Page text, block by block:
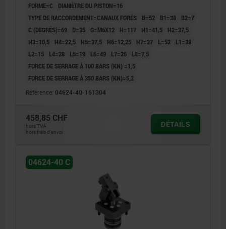
la butée de la poignée indexable
3) serrer
4) bords arrondis
5) pour le diamètre de piston 16 uniquement, ces trous
sont obturés par des bouchons filetés
FORME=C
DIAMÈTRE DU PISTON=16
TYPE DE RACCORDEMENT=CANAUX FORÉS
B=52 B1=38
B2=7
C (DEGRÉS)=69
D=35 G=M6X12 H=117 H1=41,5
H2=37,5
H3=10,5
H4=22,5 H5=37,5 H6=12,25 H7=27 L=52
L1=38
L2=15
L4=28 L5=19 L6=49 L7=26
L8=7,5
FORCE DE SERRAGE À 100 BARS (KN) =1,5
FORCE DE SERRAGE À 350 BARS (KN)=5,2
Référence: 04624-40-161304
458,85 CHF
hors TVA
hors frais d’envoi
DÉTAILS
04624-40 C